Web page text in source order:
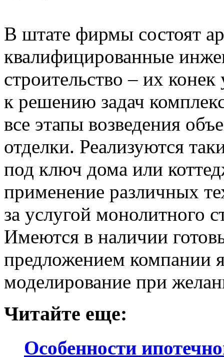
В штате фирмы состоят
квалифицированные
строительство – их
к решению задач
все этапы возведения
отделки. Реализуются
под ключ дома или
применение различных
за услугой монолитного
Имеются в наличии
предложением компании
моделирование при
Читайте еще:
Особенности